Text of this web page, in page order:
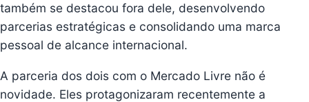
também se destacou fora dele, desenvolvendo
parcerias estratégicas e consolidando uma marca
pessoal de alcance internacional.
A parceria dos dois com o Mercado Livre não é
novidade. Eles protagonizaram recentemente a